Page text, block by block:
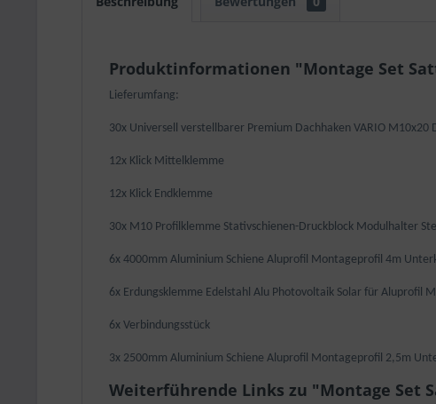
Produktinformationen "Montage Set
Lieferumfang:
30x Universell verstellbarer Premium Dachhaken VARIO M10x20
12x Klick Mittelklemme
12x Klick Endklemme
30x M10 Profilklemme Stativschienen-Druckblock Modulhalter
6x 4000mm Aluminium Schiene Aluprofil Montageprofil 4m
6x Erdungsklemme Edelstahl Alu Photovoltaik Solar für Aluprofil
6x Verbindungsstück
3x 2500mm Aluminium Schiene Aluprofil Montageprofil 2,5m
Weiterführende Links zu "Montage Set